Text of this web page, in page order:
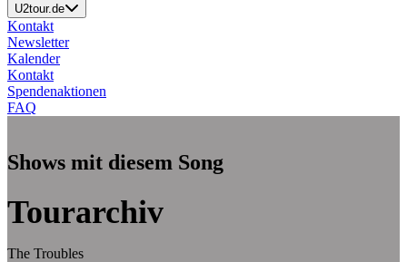
U2tour.de
Kontakt
Newsletter
Kalender
Kontakt
Spendenaktionen
FAQ
Shows mit diesem Song
Tourarchiv
The Troubles